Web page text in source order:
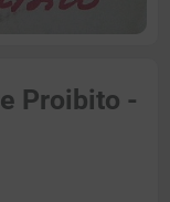
Proibito -